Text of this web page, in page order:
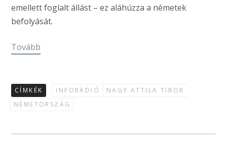
emellett foglalt állást – ez aláhúzza a németek
befolyását.
Tovább
CÍMKÉK INFORÁDIÓ
NAGY ATTILA TIBOR
NÉMETORSZÁG